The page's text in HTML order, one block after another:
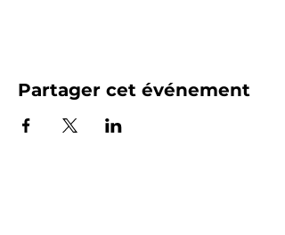
Partager cet événement